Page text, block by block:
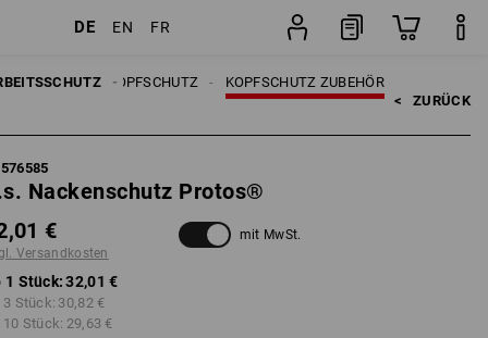
DE EN FR
KOPFSCHUTZ ZUBEHÖR
KOPFSCHUTZ
< ZURÜCK
Nackenschutz Protos®
€
Versandkosten
mit MwSt.
1 Stück: 32,01 €
3 Stück: 30,82 €
10 Stück: 29,63 €